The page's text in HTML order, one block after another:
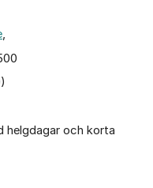
,
helgdagar och korta